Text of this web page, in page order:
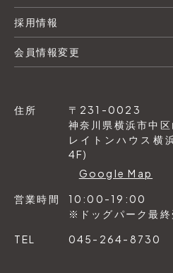
採用情報
会員情報変更
住所
〒231-0023
神奈川県横浜市中
レイトンハウス横
4F)
Google Map
営業時間
10:00-19:00
※ドッグパーク最
TEL
045-264-8730